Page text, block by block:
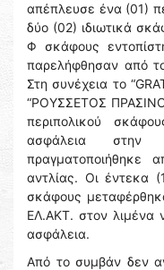
απέπλευσε ένα (01)
δύο (02) ιδιωτικά
Φ σκάφους
παρελήφθησαν από
Στη συνέχεια το
“ΡΟΥΣΣΕΤΟΣ
περιπολικού
ασφάλεια στην
πραγματοποιήθηκε
αντλίας. Οι έντεκα
σκάφους
ΕΛ.ΑΚΤ. στον λιμένα
ασφάλεια.
Από το συμβάν δεν